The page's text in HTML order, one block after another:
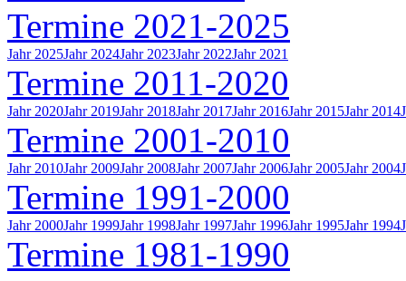
Termine 2021-2025
Jahr 2025Jahr 2024Jahr 2023Jahr 2022Jahr 2021
Termine 2011-2020
Jahr 2020Jahr 2019Jahr 2018Jahr 2017Jahr 2016Jahr 2015Jahr 2014
Termine 2001-2010
Jahr 2010Jahr 2009Jahr 2008Jahr 2007Jahr 2006Jahr 2005Jahr 2004
Termine 1991-2000
Jahr 2000Jahr 1999Jahr 1998Jahr 1997Jahr 1996Jahr 1995Jahr 1994
Termine 1981-1990